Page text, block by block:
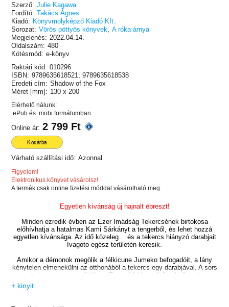
Szerző: Julie Kagawa
Fordító: Takács Ágnes
Kiadó: Könyvmolyképző Kiadó Kft.
Sorozat: Vörös pöttyös könyvek
A róka árnya
Megjelenés: 2022.04.14.
Oldalszám: 480
Kötésmód: e-könyv
Raktári kód: 010296
ISBN: 9789635618521; 9789635618538
Eredeti cím: Shadow of the Fox
Méret [mm]: 130 x 200
Elérhető nálunk:
.ePub és .mobi formátumban
Online ár: 2 799 Ft
Kosárba
Várható szállítási idő: Azonnal
Figyelem!
Elektronikus könyvet vásárolsz!
A termék csak online fizetési móddal vásárolható meg.
Egyetlen kívánság új hajnalt ébreszt!
Minden ezredik évben az Ezer Imádság Tekercsének birtokosa
előhívhatja a hatalmas Kami Sárkányt a tengerből, és lehet hozzá
egyetlen kívánsága. Az idő közeleg… és a tekercs hiányzó darabjait
Ivagoto egész területén keresik.
Amikor a démonok megölik a félkicune Jumeko befogadóit, a lány
kénytelen elmenekülni az otthonából a tekercs egy darabjával. A sors
a titokzatos szamuráj, Kage Tacumi felé tereli őt, aki Jumeko
egyetlen reménye a túlélésre. Ám a fiú parancsot kapott a tekercs
megszerzésére. Ezzel egy nyugtalanító szövetség köttetik, és
+ kinyit